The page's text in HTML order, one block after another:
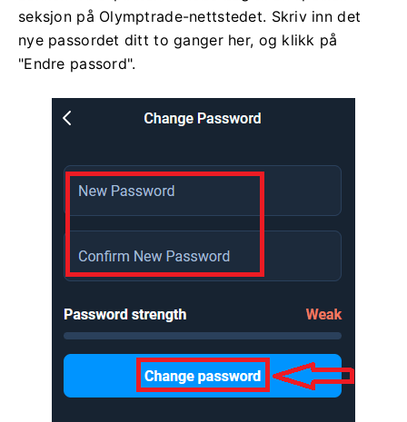
seksjon på Olymptrade-nettstedet. Skriv inn det
nye passordet ditt to ganger her, og klikk på
"Endre passord".